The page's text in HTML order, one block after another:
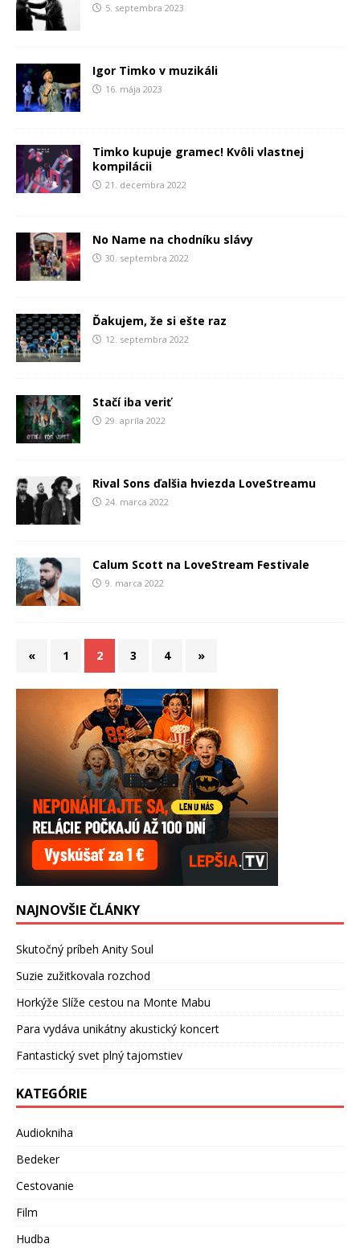
5. septembra 2023
Igor Timko v muzikáli
16. mája 2023
Timko kupuje gramec! Kvôli vlastnej
kompilácii
21. decembra 2022
No Name na chodníku slávy
30. septembra 2022
Ďakujem, že si ešte raz
12. septembra 2022
Stačí iba veriť
29. apríla 2022
Rival Sons ďalšia hviezda LoveStreamu
24. marca 2022
Calum Scott na LoveStream Festivale
9. marca 2022
« 1 2 3 4 »
NAJNOVŠIE ČLÁNKY
Skutočný príbeh Anity Soul
Suzie zužitkovala rozchod
Horkýže Slíže cestou na Monte Mabu
Para vydáva unikátny akustický koncert
Fantastický svet plný tajomstiev
KATEGÓRIE
Audiokniha
Bedeker
Cestovanie
Film
Hudba